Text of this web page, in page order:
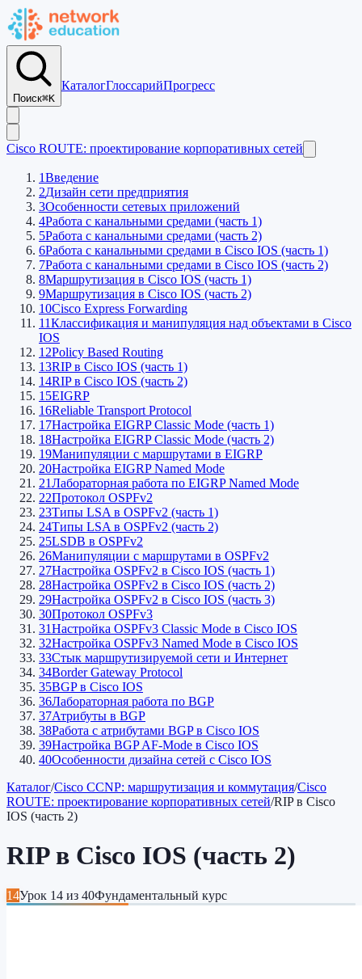
Поиск⌘K
КаталогГлоссарийПрогресс
Cisco ROUTE: проектирование корпоративных сетей
1Введение
2Дизайн сети предприятия
3Особенности сетевых приложений
4Работа с канальными средами (часть 1)
5Работа с канальными средами (часть 2)
6Работа с канальными средами в Cisco IOS (часть 1)
7Работа с канальными средами в Cisco IOS (часть 2)
8Маршрутизация в Cisco IOS (часть 1)
9Маршрутизация в Cisco IOS (часть 2)
10Cisco Express Forwarding
11Классификация и манипуляция над объектами в Cisco
IOS
12Policy Based Routing
13RIP в Cisco IOS (часть 1)
14RIP в Cisco IOS (часть 2)
15EIGRP
16Reliable Transport Protocol
17Настройка EIGRP Classic Mode (часть 1)
18Настройка EIGRP Classic Mode (часть 2)
19Манипуляции с маршрутами в EIGRP
20Настройка EIGRP Named Mode
21Лабораторная работа по EIGRP Named Mode
22Протокол OSPFv2
23Типы LSA в OSPFv2 (часть 1)
24Типы LSA в OSPFv2 (часть 2)
25LSDB в OSPFv2
26Манипуляции с маршрутами в OSPFv2
27Настройка OSPFv2 в Cisco IOS (часть 1)
28Настройка OSPFv2 в Cisco IOS (часть 2)
29Настройка OSPFv2 в Cisco IOS (часть 3)
30Протокол OSPFv3
31Настройка OSPFv3 Classic Mode в Cisco IOS
32Настройка OSPFv3 Named Mode в Cisco IOS
33Стык маршрутизируемой сети и Интернет
34Border Gateway Protocol
35BGP в Cisco IOS
36Лабораторная работа по BGP
37Атрибуты в BGP
38Работа с атрибутами BGP в Cisco IOS
39Настройка BGP AF-Mode в Cisco IOS
40Особенности дизайна сетей c Cisco IOS
Каталог/Cisco CCNP: маршрутизация и коммутация/Cisco
ROUTE: проектирование корпоративных сетей/RIP в Cisco
IOS (часть 2)
RIP в Cisco IOS (часть 2)
14Урок 14 из 40Фундаментальный курс